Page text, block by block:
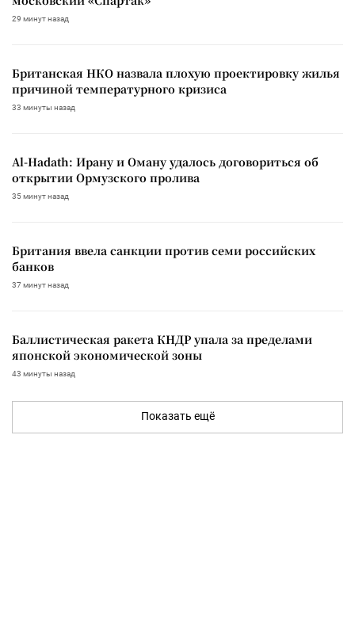
29 минут назад
Британская НКО назвала плохую проектировку жилья
причиной температурного кризиса
33 минуты назад
Al-Hadath: Ирану и Оману удалось договориться об
открытии Ормузского пролива
35 минут назад
Британия ввела санкции против семи российских
банков
37 минут назад
Баллистическая ракета КНДР упала за пределами
японской экономической зоны
43 минуты назад
Показать ещё